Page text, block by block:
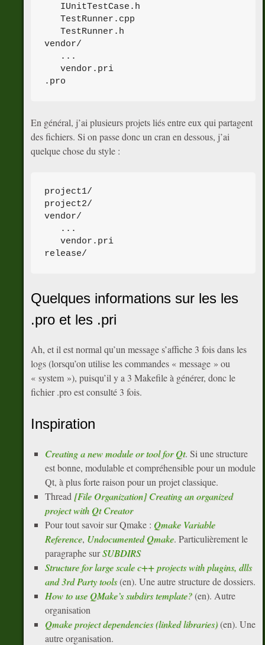
   IUnitTestCase.h
   TestRunner.cpp
   TestRunner.h
vendor/
...
vendor.pri
En général, j’ai plusieurs projets liés entre eux qui partagent
des fichiers. Si on passe donc un cran en dessous, j’ai
quelque chose du style :
project1/
project2/
vendor/
   ...
   vendor.pri
release/
Quelques informations sur les les
.pro et les .pri
Ah, et il est normal qu’un message s’affiche 3 fois dans les
logs (lorsqu’on utilise les commandes « message » ou
« system »), puisqu’il y a 3 Makefile à générer, donc le
fichier .pro est consulté 3 fois.
Inspiration
Creating a new module or tool for Qt. Si une structure
est bonne, modulable et compréhensible pour un module
Qt, à plus forte raison pour un projet classique.
Thread [File Organization] Creating an organized
project with Qt Creator
Pour tout savoir sur Qmake : Qmake Variable
Reference, Undocumented Qmake. Particulièrement le
paragraphe surSUBDIRS
Structure for large scale c++ projects with plugins, dlls
and 3rd Party tools(en). Une autre structure de dossiers.
How to use QMake’s subdirs template?(en). Autre
organisation
Qmake project dependencies (linked libraries)(en). Une
autre organisation.